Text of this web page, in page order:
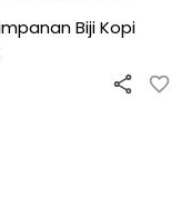
Biji Kopi